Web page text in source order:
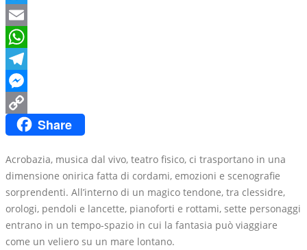
Twitter
Email
WhatsApp
Telegram
Messenger
Copy
Share
Acrobazia, musica dal vivo, teatro fisico, ci trasportano in una
dimensione onirica fatta di cordami, emozioni e scenografie
sorprendenti. All’interno di un magico tendone, tra clessidre,
orologi, pendoli e lancette, pianoforti e rottami, sette personaggi
entrano in un tempo-spazio in cui la fantasia può viaggiare
come un veliero su un mare lontano.